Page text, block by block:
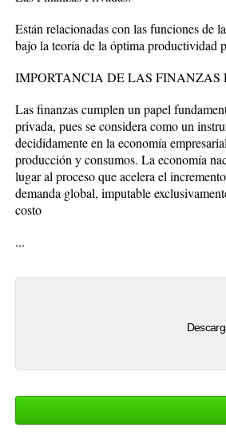
Están relacionadas con las funciones de
bajo la teoría de la óptima productividad
IMPORTANCIA DE LAS
Las finanzas cumplen un papel
privada, pues se considera como un
decididamente en la economía
producción y consumos. La economía
lugar al proceso que acelera el
demanda global, imputable
costo
...